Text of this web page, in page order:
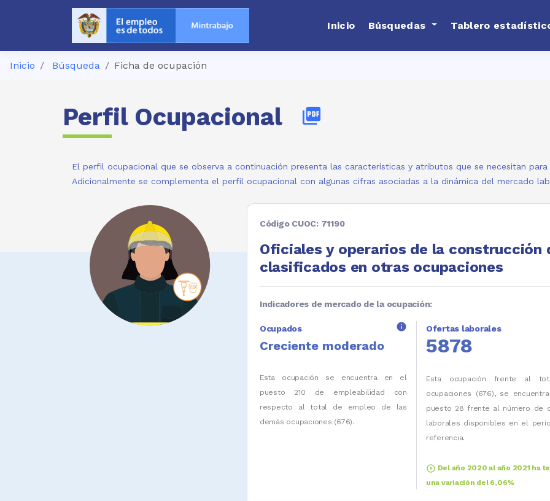
Inicio Búsquedas Tablero
Inicio Búsqueda Ficha de ocupación
Perfil Ocupacional picture_as_pdf
El perfil ocupacional que se observa a continuación presenta las características y atributos que se necesitan
Adicionalmente se complementa el perfil ocupacional con algunas cifras asociadas a la dinámica del mercado
Código CUOC: 71190
Oficiales y operarios de la construcción
clasificados en otras ocupaciones
Indicadores de mercado de la ocupación:
Ocupados info
Creciente moderado
Esta ocupación se encuentra en el
puesto 210 de empleabilidad con
respecto al total de empleo de las
demás ocupaciones (676).
Ofertas laborales
5878
Esta ocupación frente al
ocupaciones (676), se
puesto 28 frente al número de
laborales disponibles en el
referencia.
arrow_circle_up Del año 2020 al año 2021 ha
una variación del 6,06%